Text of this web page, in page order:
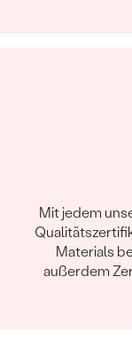
Mit jedem
Materials
außerdem